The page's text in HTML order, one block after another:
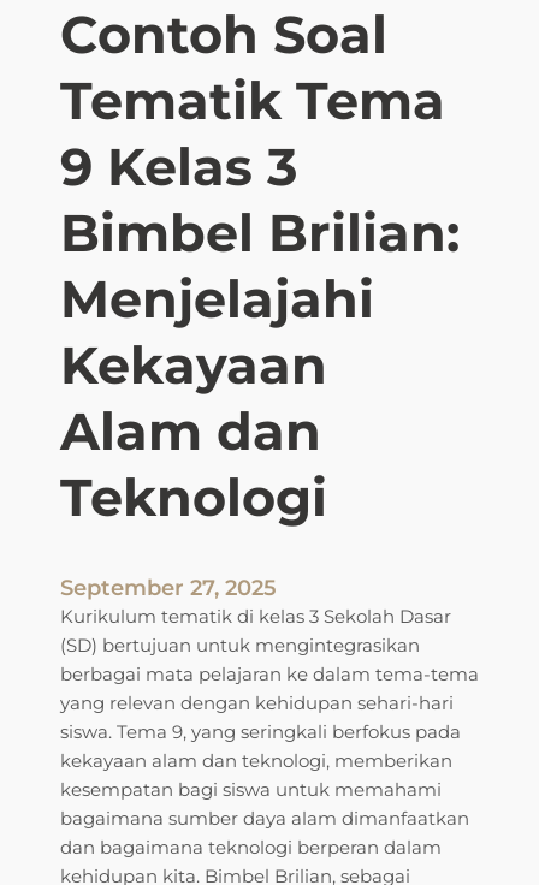
U
K
K
K
l
s
3
S
D
M
n
a
s
m
m
d
Contoh Soal
Tematik Tema
9 Kelas 3
Bimbel Brilian:
Menjelajahi
Kekayaan
Alam dan
Teknologi
September 27, 2025
Kurikulum tematik di kelas 3 Sekolah Dasar
(SD) bertujuan untuk mengintegrasikan
berbagai mata pelajaran ke dalam tema-tema
yang relevan dengan kehidupan sehari-hari
siswa. Tema 9, yang seringkali berfokus pada
kekayaan alam dan teknologi, memberikan
kesempatan bagi siswa untuk memahami
bagaimana sumber daya alam dimanfaatkan
dan bagaimana teknologi berperan dalam
kehidupan kita. Bimbel Brilian, sebagai